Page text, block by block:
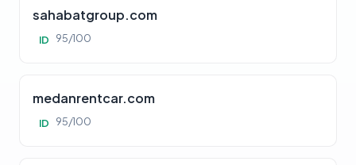
sahabatgroup.com
ID 95/100
medanrentcar.com
ID 95/100